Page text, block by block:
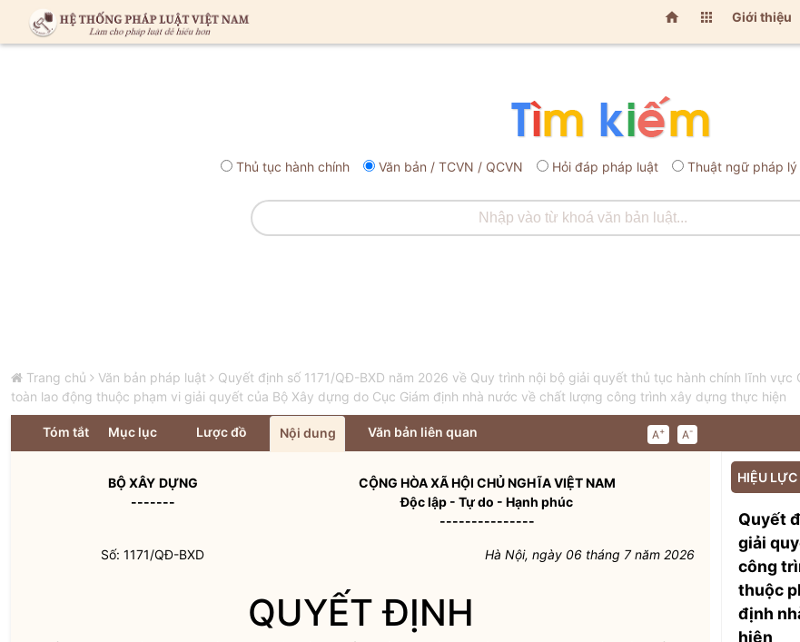
  Giới thiệu
Thủ tục hành chính Văn bản / TCVN / QCVN Hỏi đáp pháp luật Thuật ngữ pháp lý
Trang chủ Văn bản pháp luật
Quyết định số 1171/QĐ-BXD năm 2026 về Quy trình nội bộ giải quyết thủ tục hành chính lĩnh
toàn lao động thuộc phạm vi giải quyết của Bộ Xây dựng do Cục Giám định nhà nước về chất lượng công trình xây dựng thực hiện
Tóm tắt Mục lục Lược đồ Nội dung Văn bản liên quan A+ A-
BỘ XÂY DỰNG
-------
CỘNG HÒA XÃ HỘI CHỦ NGHĨA VIỆT NAM
Độc lập - Tự do - Hạnh phúc
---------------
Số: 1171/QĐ-BXD Hà Nội, ngày 06 tháng 7 năm 2026
QUYẾT ĐỊNH
HIỆU
Quyết
giải
công
thuộc
định
hiện